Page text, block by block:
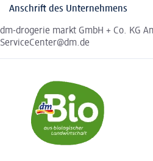
Anschrift des Unternehmens
dm-drogerie markt GmbH + Co. KG
ServiceCenter@dm.de